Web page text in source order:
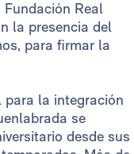
Fundación Real
la presencia del
para firmar la
para la integración
se
desde sus